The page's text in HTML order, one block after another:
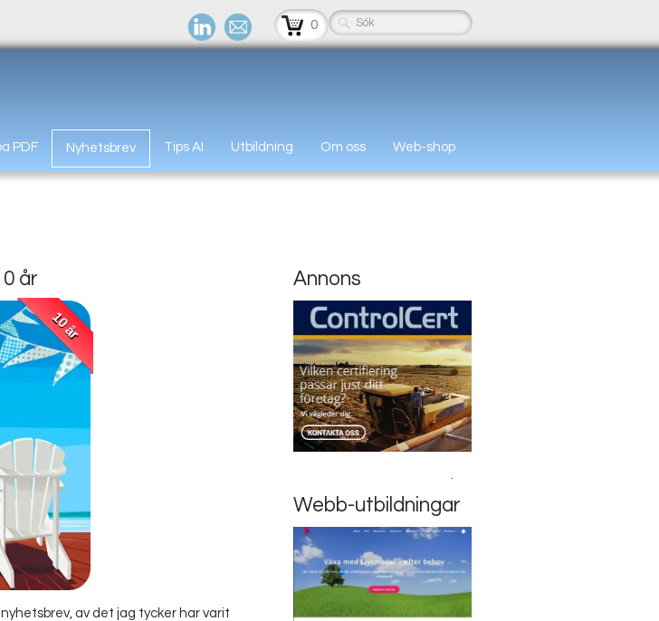
0
PDF Nyhetsbrev Tips AI Utbildning Om oss Web-shop
år
10 år
av det jag tycker har varit
Annons
Webb-utbildningar